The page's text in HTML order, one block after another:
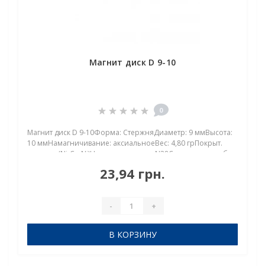
Магнит диск D 9-10
0
Магнит диск D 9-10Форма: СтержняДиаметр: 9 ммВысота:
10 ммНамагничивание: аксиальноеВес: 4,80 грПокрыт.
никель.: (Ni-Cu-Ni)Намагничивание: N38Сцепление прибл.:
магнит диск D 9-10 мм - мощное решени..
23,94 грн.
- +
В КОРЗИНУ